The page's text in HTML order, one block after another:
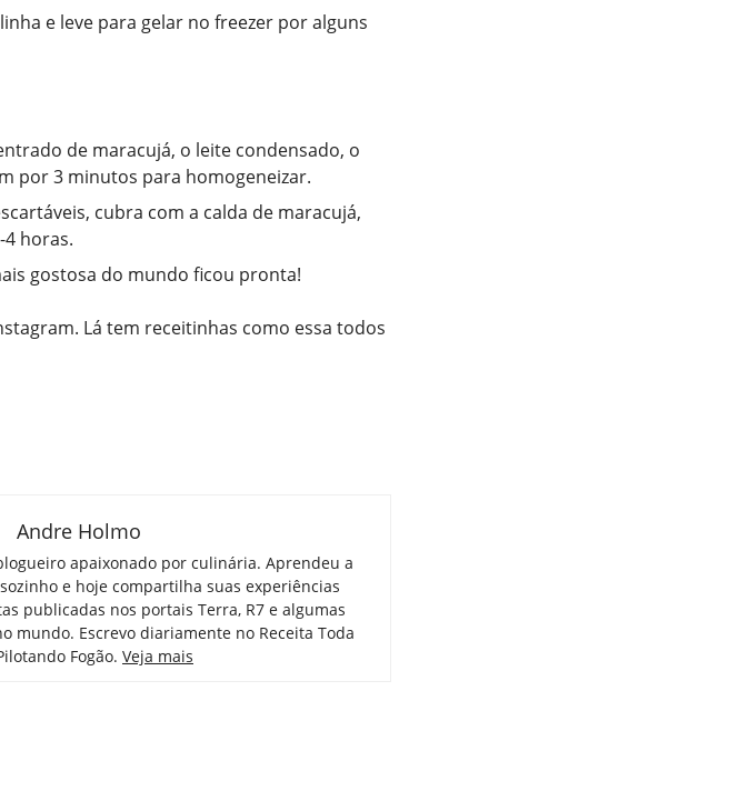
e leve para gelar no freezer por alguns
de maracujá, o leite condensado, o
por 3 minutos para homogeneizar.
cubra com a calda de maracujá,
horas.
gostosa do mundo ficou pronta!
Lá tem receitinhas como essa todos
Andre Holmo
apaixonado por culinária. Aprendeu a
e hoje compartilha suas experiências
publicadas nos portais Terra, R7 e algumas
mundo. Escrevo diariamente no Receita Toda
Fogão. Veja mais